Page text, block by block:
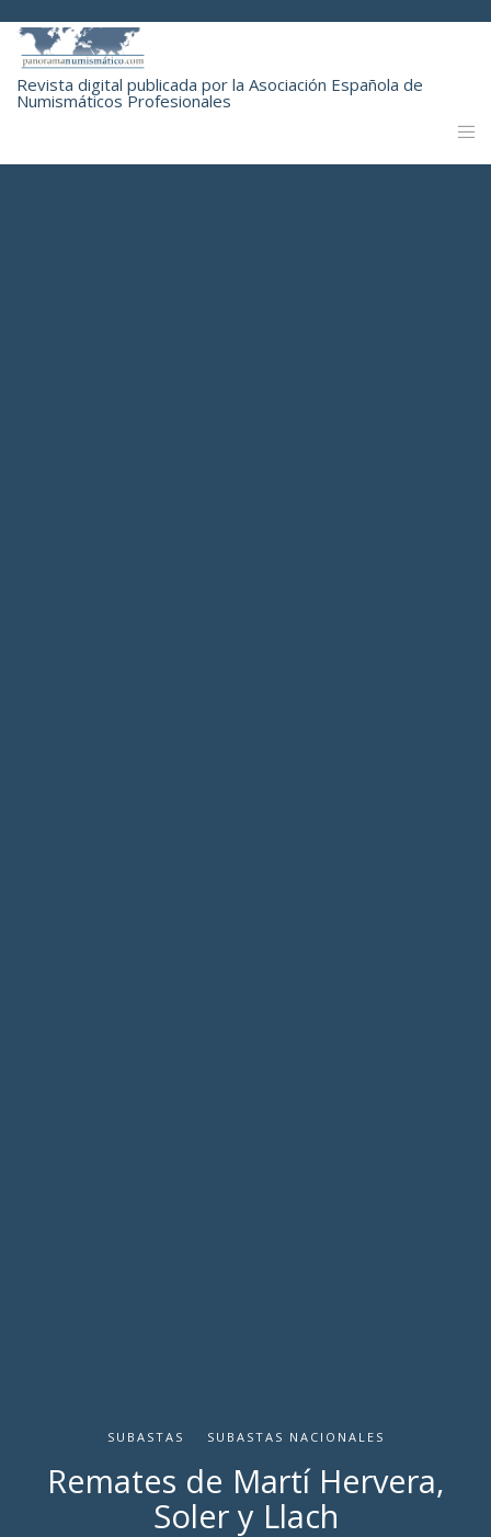
Revista digital publicada por la Asociación Española de
Numismáticos Profesionales
SUBASTAS SUBASTAS NACIONALES
Remates de Martí Hervera,
Soler y Llach